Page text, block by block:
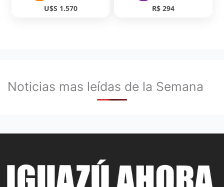
U$S 1.570 R$ 294
Noticias mas leídas de la Semana